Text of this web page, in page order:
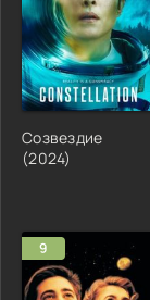
Созвездие
(2024)
9